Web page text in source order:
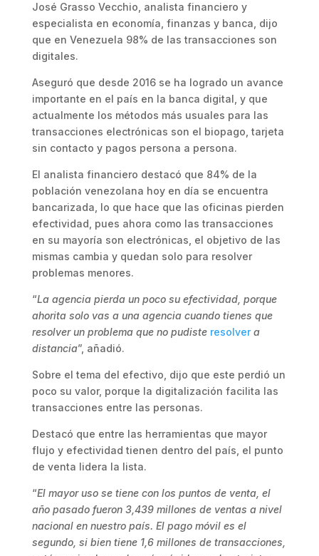
José Grasso Vecchio, analista financiero y
especialista en economía, finanzas y banca, dijo
que en Venezuela 98% de las transacciones son
digitales.
Aseguró que desde 2016 se ha logrado un avance
importante en el país en la banca digital, y que
actualmente los métodos más usuales para las
transacciones electrónicas son el biopago, tarjeta
sin contacto y pagos persona a persona.
El analista financiero destacó que 84% de la
población venezolana hoy en día se encuentra
bancarizada, lo que hace que las oficinas pierden
efectividad, pues ahora como las transacciones
en su mayoría son electrónicas, el objetivo de las
mismas cambia y quedan solo para resolver
problemas menores.
“La agencia pierda un poco su efectividad, porque
ahorita solo vas a una agencia cuando tienes que
resolver un problema que no pudiste resolvera
distancia”, añadió.
Sobre el tema del efectivo, dijo que este perdió un
poco su valor, porque la digitalización facilita las
transacciones entre las personas.
Destacó que entre las herramientas que mayor
flujo y efectividad tienen dentro del país, el punto
de venta lidera la lista.
“El mayor uso se tiene con los puntos de venta, el
año pasado fueron 3,439 millones de ventas a nivel
nacional en nuestro país. El pago móvil es el
segundo, si bien tiene 1,6 millones de transacciones,